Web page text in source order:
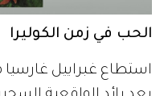
الحب في زمن الكوليرا
استطاع غبراييل غارسيا